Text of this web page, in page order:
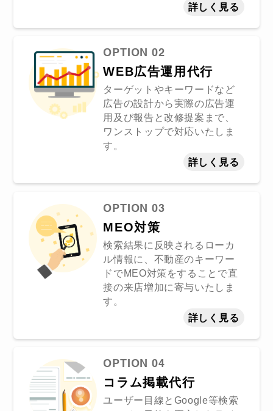
詳しく見る
OPTION 02
WEB広告運用代行
ターゲットやキーワードなど
広告の設計から実際の広告運
用及び報告と改修提案まで、
ワンストップで対応いたしま
す。
詳しく見る
OPTION 03
MEO対策
検索結果に反映されるローカ
ル情報に、不動産のキーワー
ドでMEO対策をすることで直
接の来店増加に寄与いたしま
す。
詳しく見る
OPTION 04
コラム掲載代行
ユーザー目線とGoogle等検索